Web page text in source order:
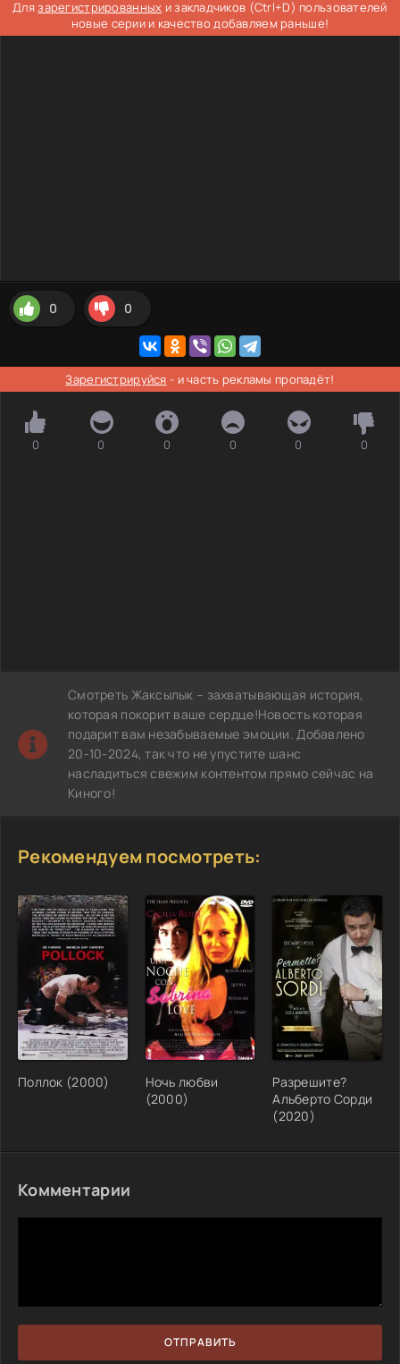
Длязарегистрированных и закладчиков (Ctrl+D) пользователей
новые серии и качество добавляем раньше!
0 0
Зарегистрируйся - и часть рекламы пропадёт!
0 0 0 0 0 0
Смотреть Жаксылык – захватывающая история,
которая покорит ваше сердце!Новость которая
подарит вам незабываемые эмоции. Добавлено
20-10-2024, так что не упустите шанс
насладиться свежим контентом прямо сейчас на
Киного!
Рекомендуем посмотреть:
Поллок (2000)
Ночь любви
(2000)
Разрешите?
Альберто Сорди
(2020)
Комментарии
ОТПРАВИТЬ